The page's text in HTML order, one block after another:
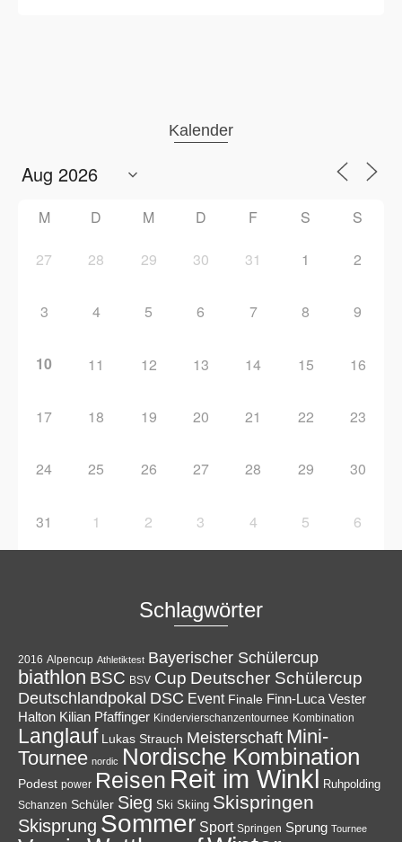
Kalender
M D M D F S S
27 28 29 30 31 1 2
3 4 5 6 7 8 9
10 11 12 13 14 15 16
17 18 19 20 21 22 23
24 25 26 27 28 29 30
31 1 2 3 4 5 6
Schlagwörter
2016 Alpencup Athletiktest Bayerischer Schülercup
biathlon BSC BSV Cup Deutscher Schülercup
Deutschlandpokal DSC Event Finale Finn-Luca Vester
Halton Kilian Pfaffinger Kindervierschanzentournee Kombination
Langlauf Lukas Strauch Meisterschaft Mini-
Tournee nordic Nordische Kombination
Podest power Reisen Reit im Winkl Ruhpolding
Schanzen Schüler Sieg Ski Skiing Skispringen
Skisprung Sommer Sport Springen Sprung Tournee